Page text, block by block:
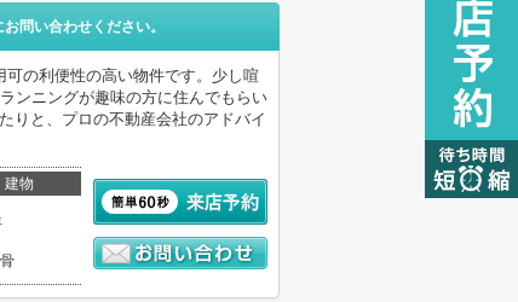
問い合わせください。
の利便性の高い物件です。少し喧
ンニングが趣味の方に住んでもらい
りと、プロの不動産会社のアドバイ
建物